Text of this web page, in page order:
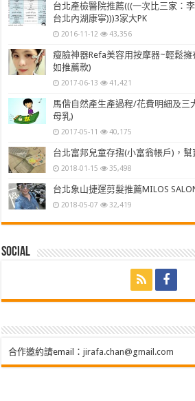
台北產檢醫院推薦(((一次比三家：
台北內湖康寧)))3家大PK
2016-11-12 43,356
瘦臉神器Refa美容用按摩器~輕鬆
如推薦款)
2017-06-13 41,421
馬偕自然產生產過程/花費明細及
母乳)
2017-05-11 40,175
台北富邦兒童存摺(小富翁帳戶)，
2018-01-15 35,498
台北象山捷運剪髮推薦MILOS
2018-05-07 32,419
Social
合作邀約請email：jirafa.chan@gmail.com